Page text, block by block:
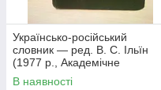
Українсько-російський
словник — ред. В. С. Ільїн
(1977 р., Академічне
видання, Тверда обкладинка)
В наявності